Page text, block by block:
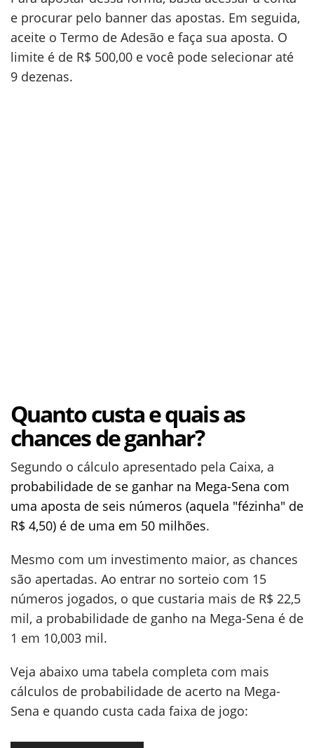
e procurar pelo banner das apostas. Em seguida,
aceite o Termo de Adesão e faça sua aposta. O
limite é de R$ 500,00 e você pode selecionar até
9 dezenas.
Quanto custa e quais as
chances de ganhar?
Segundo o cálculo apresentado pela Caixa, a
probabilidade de se ganhar na Mega-Sena com
uma aposta de seis números (aquela "fézinha" de
R$ 4,50) é de uma em 50 milhões.
Mesmo com um investimento maior, as chances
são apertadas. Ao entrar no sorteio com 15
números jogados, o que custaria mais de R$ 22,5
mil, a probabilidade de ganho na Mega-Sena é de
1 em 10,003 mil.
Veja abaixo uma tabela completa com mais
cálculos de probabilidade de acerto na Mega-
Sena e quando custa cada faixa de jogo: